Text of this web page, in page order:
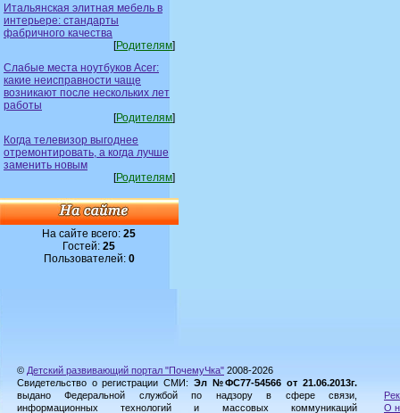
Итальянская элитная мебель в
интерьере: стандарты
фабричного качества
[Родителям]
Слабые места ноутбуков Acer:
какие неисправности чаще
возникают после нескольких лет
работы
[Родителям]
Когда телевизор выгоднее
отремонтировать, а когда лучше
заменить новым
[Родителям]
На сайте всего:25
Гостей:25
Пользователей: 0
© Детский развивающий портал "ПочемуЧка" 2008-2026
Свидетельство о регистрации СМИ: Эл №ФС77-54566 от 21.06.2013г.
выдано Федеральной службой по надзору в сфере связи,
информационных технологий и массовых коммуникаций
О